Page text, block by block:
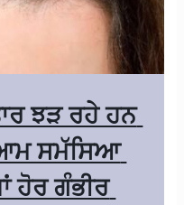
ਝੜ ਰਹੇ ਹਨ
ਸਮੱਸਿਆ
ਹੋਰ ਗੰਭੀਰ